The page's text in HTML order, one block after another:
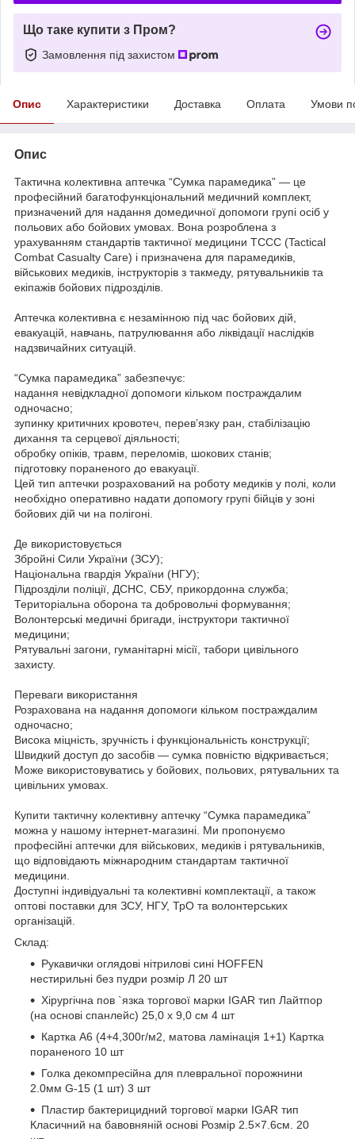
Що таке купити з Пром?
Замовлення під захистом
Опис Характеристики Доставка Оплата Умови
Опис
Тактична колективна аптечка “Сумка парамедика” — це
професійний багатофункціональний медичний комплект,
призначений для надання домедичної допомоги групі осіб у
польових або бойових умовах. Вона розроблена з
урахуванням стандартів тактичної медицини TCCC (Tactical
Combat Casualty Care) і призначена для парамедиків,
військових медиків, інструкторів з такмеду, рятувальників та
екіпажів бойових підрозділів.
Аптечка колективна є незамінною під час бойових дій,
евакуацій, навчань, патрулювання або ліквідації наслідків
надзвичайних ситуацій.
“Сумка парамедика” забезпечує:
надання невідкладної допомоги кільком постраждалим
одночасно;
зупинку критичних кровотеч, перев’язку ран, стабілізацію
дихання та серцевої діяльності;
обробку опіків, травм, переломів, шокових станів;
підготовку пораненого до евакуації.
Цей тип аптечки розрахований на роботу медиків у полі, коли
необхідно оперативно надати допомогу групі бійців у зоні
бойових дій чи на полігоні.
Де використовується
Збройні Сили України (ЗСУ);
Національна гвардія України (НГУ);
Підрозділи поліції, ДСНС, СБУ, прикордонна служба;
Територіальна оборона та добровольчі формування;
Волонтерські медичні бригади, інструктори тактичної
медицини;
Рятувальні загони, гуманітарні місії, табори цивільного
захисту.
Переваги використання
Розрахована на надання допомоги кільком постраждалим
одночасно;
Висока міцність, зручність і функціональність конструкції;
Швидкий доступ до засобів — сумка повністю відкривається;
Може використовуватись у бойових, польових, рятувальних та
цивільних умовах.
Купити тактичну колективну аптечку “Сумка парамедика”
можна у нашому інтернет-магазині. Ми пропонуємо
професійні аптечки для військових, медиків і рятувальників,
що відповідають міжнародним стандартам тактичної
медицини.
Доступні індивідуальні та колективні комплектації, а також
оптові поставки для ЗСУ, НГУ, ТрО та волонтерських
організацій.
Склад:
Рукавички оглядові нітрилові сині HOFFEN
нестирильні без пудри розмір Л 20 шт
Хірургічна пов `язка торгової марки IGAR тип Лайтпор
(на основі спанлейс) 25,0 х 9,0 см 4 шт
Картка А6 (4+4,300г/м2, матова ламінація 1+1) Картка
пораненого 10 шт
Голка декомпресійна для плевральної порожнини
2.0мм G-15 (1 шт) 3 шт
Пластир бактерицидний торгової марки IGAR тип
Класичний на бавовняній основі Розмiр 2.5×7.6см. 20